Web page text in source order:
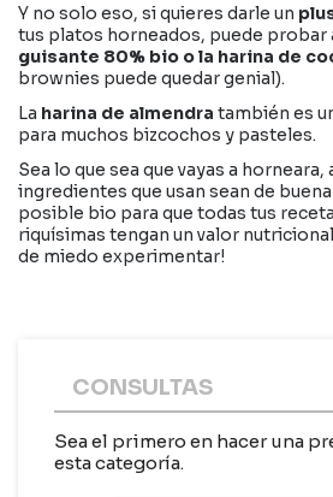
Y no solo eso, si quieres darle un
tus platos horneados, puede probar
guisante 80% bio o la harina de
brownies puede quedar genial).
La harina de almendra también es
para muchos bizcochos y pasteles.
Sea lo que sea que vayas a
ingredientes que usan sean de
posible bio para que todas tus
riquísimas tengan un valor nutricional
de miedo experimentar!
CONSULTAS
Sea el primero en hacer una
esta categoría.